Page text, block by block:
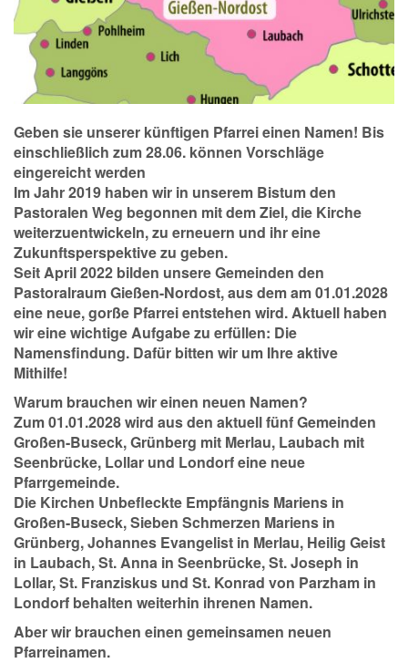
Geben sie unserer künftigen Pfarrei einen Namen! Bis
einschließlich zum 28.06. können Vorschläge
eingereicht werden
Im Jahr 2019 haben wir in unserem Bistum den
Pastoralen Weg begonnen mit dem Ziel, die Kirche
weiterzuentwickeln, zu erneuern und ihr eine
Zukunftsperspektive zu geben.
Seit April 2022 bilden unsere Gemeinden den
Pastoralraum Gießen-Nordost, aus dem am 01.01.2028
eine neue, gorße Pfarrei entstehen wird. Aktuell haben
wir eine wichtige Aufgabe zu erfüllen: Die
Namensfindung. Dafür bitten wir um Ihre aktive
Mithilfe!
Warum brauchen wir einen neuen Namen?
Zum 01.01.2028 wird aus den aktuell fünf Gemeinden
Großen-Buseck, Grünberg mit Merlau, Laubach mit
Seenbrücke, Lollar und Londorf eine neue
Pfarrgemeinde.
Die Kirchen Unbefleckte Empfängnis Mariens in
Großen-Buseck, Sieben Schmerzen Mariens in
Grünberg, Johannes Evangelist in Merlau, Heilig Geist
in Laubach, St. Anna in Seenbrücke, St. Joseph in
Lollar, St. Franziskus und St. Konrad von Parzham in
Londorf behalten weiterhin ihrenen Namen.
Aber wir brauchen einen gemeinsamen neuen
Pfarreinamen.